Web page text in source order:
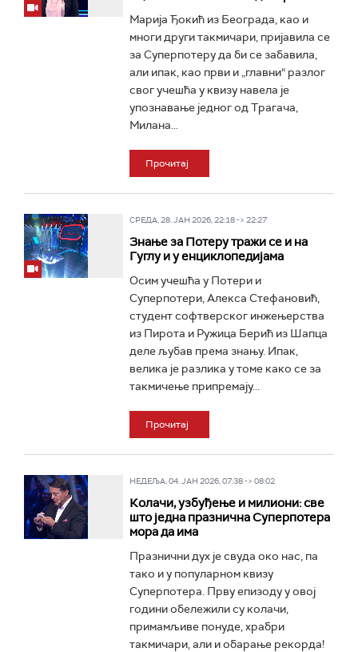
Марија Ђокић из Београда, као и
многи други такмичари, пријавила се
за Суперпотеру да би се забавила,
али ипак, као први и „главни“ разлог
свог учешћа у квизу навела је
упознавање једног од Трагача,
Милана...
Прочитај
СРЕДА, 28. ЈАН 2026, 22:18 -> 22:27
Знање за Потеру тражи се и на
Гуглу и у енциклопедијама
Осим учешћа у Потери и
Суперпотери, Алекса Стефановић,
студент софтверског инжењерства
из Пирота и Ружица Берић из Шапца
деле љубав према знању. Ипак,
велика је разлика у томе како се за
такмичење припремају...
Прочитај
НЕДЕЉА, 04. ЈАН 2026, 07:38 -> 08:02
Колачи, узбуђење и милиони: све
што једна празнична Суперпотера
мора да има
Празнични дух је свуда око нас, па
тако и у популарном квизу
Суперпотера. Прву епизоду у овој
години обележили су колачи,
примамљиве понуде, храбри
такмичари, али и обарање рекорда!